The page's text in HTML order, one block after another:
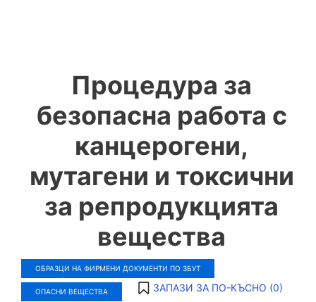
Процедура за
безопасна работа с
канцерогени,
мутагени и токсични
за репродукцията
вещества
ОБРАЗЦИ НА ФИРМЕНИ ДОКУМЕНТИ ПО ЗБУТ
ОПАСНИ ВЕЩЕСТВА ЗАПАЗИ ЗА ПО-КЪСНО (0)